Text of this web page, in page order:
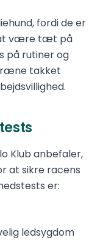
fordi de er
at være tæt på
på rutiner og
takket
Klub anbefaler,
at sikre racens
er:
ledsygdom